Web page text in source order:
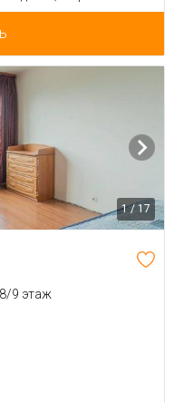
1 / 17
8/9 этаж